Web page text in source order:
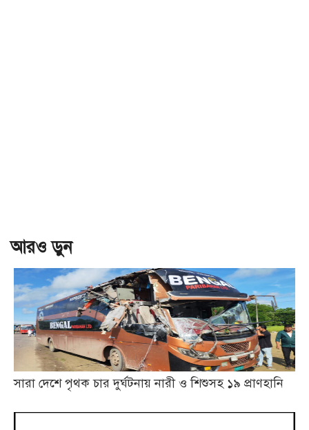
আরও ড়ুন
সারা দেশে পৃথক চার দুর্ঘটনায় নারী ও শিশুসহ ১৯ প্রাণহানি